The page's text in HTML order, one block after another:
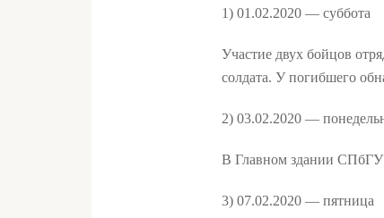
1) 01.02.2020 — суббота
Участие двух бойцов
солдата. У погибшего
2) 03.02.2020 —
В Главном здании СПбГУ
3) 07.02.2020 — пятница